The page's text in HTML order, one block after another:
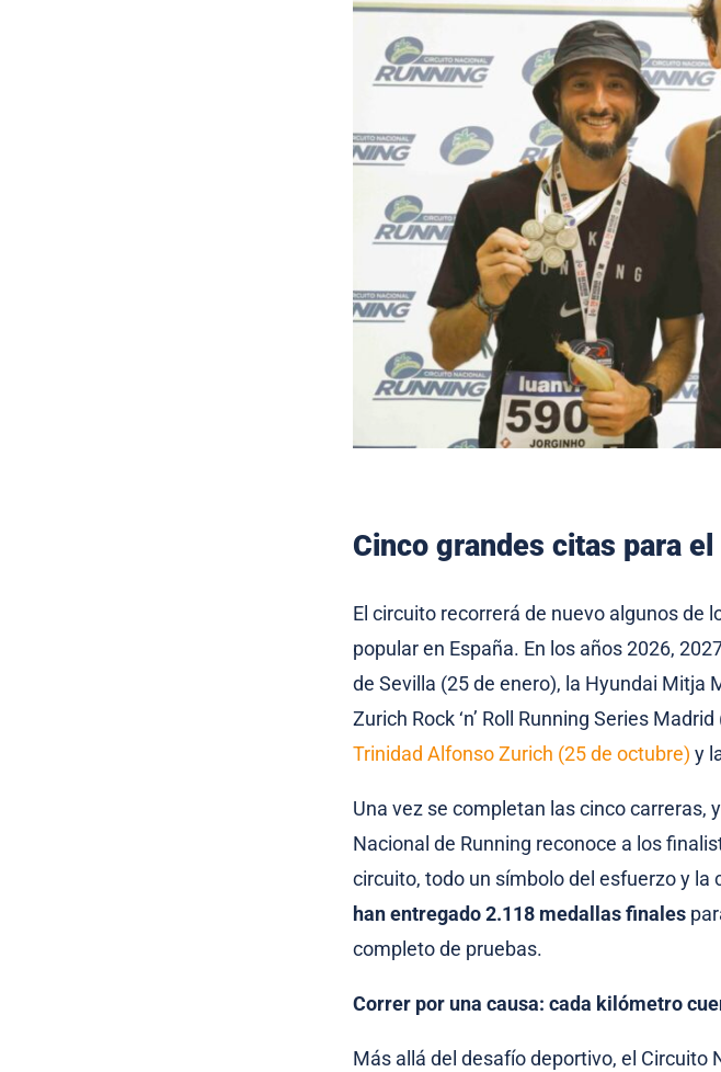
Cinco grandes citas para
El circuito recorrerá de nuevo algunos de
popular en España. En los años 2026,
de Sevilla (25 de enero), la Hyundai Mitja
Zurich Rock ‘n’ Roll Running Series Madrid
Trinidad Alfonso Zurich (25 de octubre) y
Una vez se completan las cinco carreras,
Nacional de Running reconoce a los
circuito, todo un símbolo del esfuerzo y
han entregado 2.118 medallas finales
completo de pruebas.
Correr por una causa: cada kilómetro
Más allá del desafío deportivo, el Circuito